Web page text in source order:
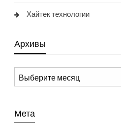
Хайтек технологии
Архивы
Архивы
Мета